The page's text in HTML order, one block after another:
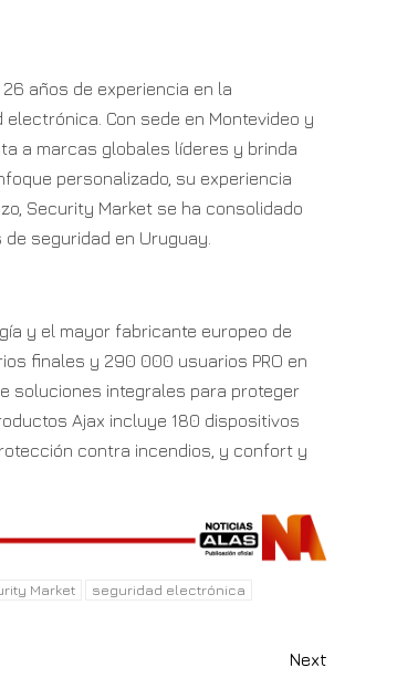
años de experiencia en la
Con sede en Montevideo y
a marcas globales líderes y brinda
personalizado, su experiencia
Security Market se ha consolidado
seguridad en Uruguay.
y el mayor fabricante europeo de
finales y 290 000 usuarios PRO en
soluciones integrales para proteger
Ajax incluye 180 dispositivos
contra incendios, y confort y
Market
seguridad electrónica
Next